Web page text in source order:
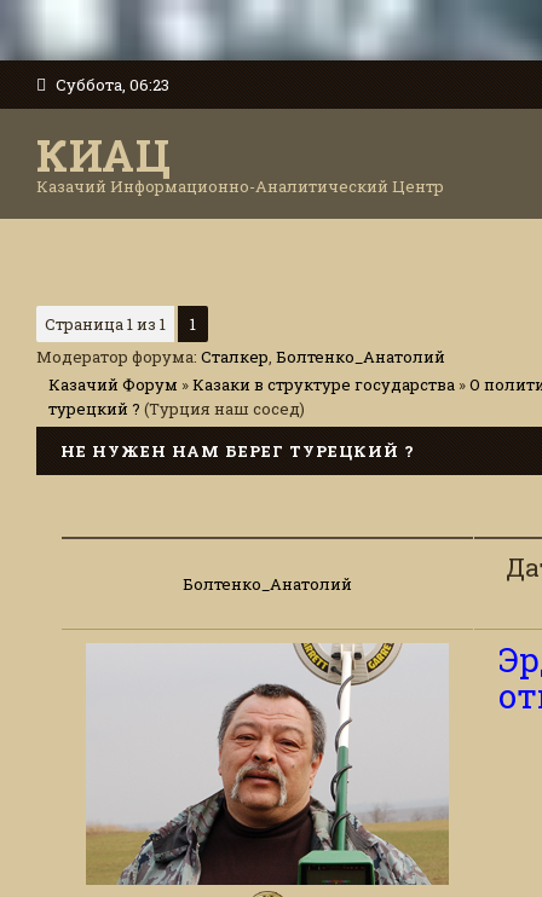
Суббота, 06:23
КИАЦ
Казачий Информационно-Аналитический Центр
Страница1из 1
1
Модератор форума: Сталкер, Болтенко_Анатолий
Казачий Форум »Казаки в структуре государства »О
турецкий ? (Турция наш сосед)
НЕ НУЖЕН НАМ БЕРЕГ ТУРЕЦКИЙ ?
Болтенко_Анатолий